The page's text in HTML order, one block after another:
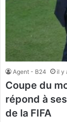
Agent - B24 il y
Coupe du
répond à
de la FIFA